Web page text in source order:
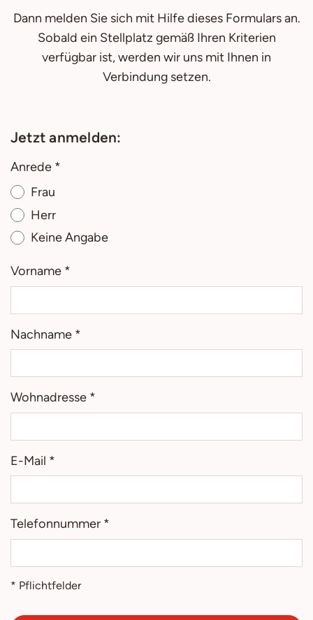
Dann melden Sie sich mit Hilfe dieses Formulars an.
Sobald ein Stellplatz gemäß Ihren Kriterien
verfügbar ist, werden wir uns mit Ihnen in
Verbindung setzen.
Jetzt anmelden:
Anrede *
Frau
Herr
Keine Angabe
Vorname *
Nachname *
Wohnadresse *
E-Mail *
Telefonnummer *
* Pflichtfelder